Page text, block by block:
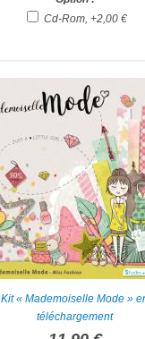
Cd-Rom, +2,00 €
Kit « Mademoiselle Mode »
téléchargement